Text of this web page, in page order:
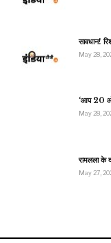
सावधान!
May 28,
‘आप 20
May 28,
रामलला के
May 27,